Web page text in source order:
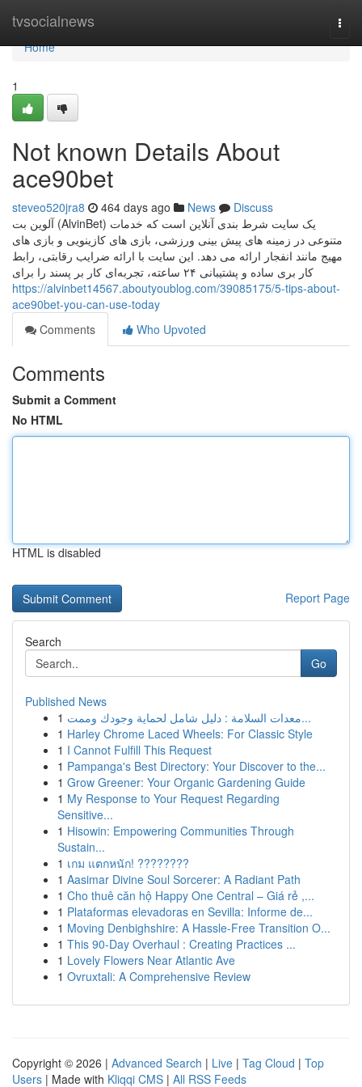
tvsocialnews
Home
Home
1
Not known Details About
ace90bet
steveo520jra8 464 days ago News
Discuss
آلوین بت (AlvinBet) یک سایت شرط‌ بندی آنلاین است که خدمات
متنوعی در زمینه‌ های پیش‌ بینی ورزشی، بازی‌ های کازینویی و بازی‌ های
مهیج مانند انفجار ارائه می‌ دهد. این سایت با ارائه ضرایب رقابتی، رابط
کار بری ساده و پشتیبانی ۲۴ ساعته، تجربه‌ای کار بر پسند را برای
https://alvinbet14567.aboutyoublog.com/39085175/5-tips-about-
ace90bet-you-can-use-today
Comments
Who Upvoted
Comments
Submit a Comment
No HTML
HTML is disabled
Report Page
Search
Go
Published News
1
معدات السلامة : دليل شامل لحماية وجودك وممت...
1 Harley Chrome Laced Wheels: For Classic Style
1 I Cannot Fulfill This Request
1 Pampanga's Best Directory: Your Discover to the...
1 Grow Greener: Your Organic Gardening Guide
1 My Response to Your Request Regarding
Sensitive...
1 Hisowin: Empowering Communities Through
Sustain...
1 เกม แตกหนัก! ????????
1 Aasimar Divine Soul Sorcerer: A Radiant Path
1 Cho thuê căn hộ Happy One Central – Giá rẻ ,...
1 Plataformas elevadoras en Sevilla: Informe de...
1 Moving Denbighshire: A Hassle-Free Transition O...
1 This 90-Day Overhaul : Creating Practices ...
1 Lovely Flowers Near Atlantic Ave
1 Ovruxtali: A Comprehensive Review
Copyright © 2026 | Advanced Search | Live | Tag Cloud | Top
Users | Made with Kliqqi CMS | All RSS Feeds